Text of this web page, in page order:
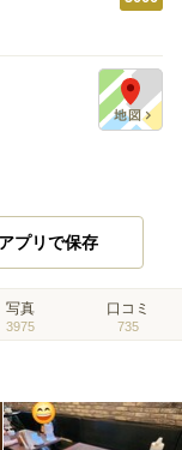
アプリで保存
写真
3975
口コミ
735